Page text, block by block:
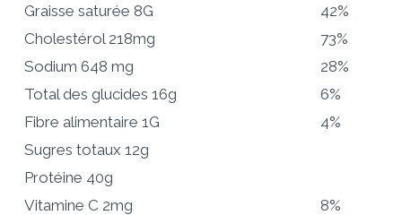
Graisse saturée 8G
42%
Cholestérol 218mg
73%
Sodium 648 mg
28%
Total des glucides 16g
6%
Fibre alimentaire 1G
4%
Sugres totaux 12g
Protéine 40g
Vitamine C 2mg
8%